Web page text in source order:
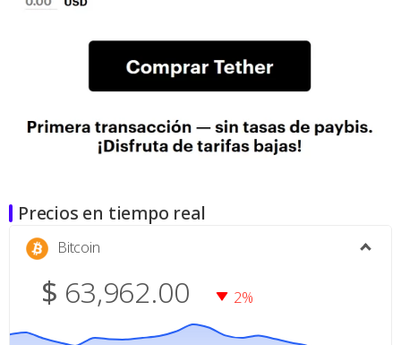
Precios en tiempo real
Bitcoin
$ 63,962.00 2%